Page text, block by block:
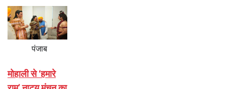
पंजाब
मोहाली से ‘हमारे